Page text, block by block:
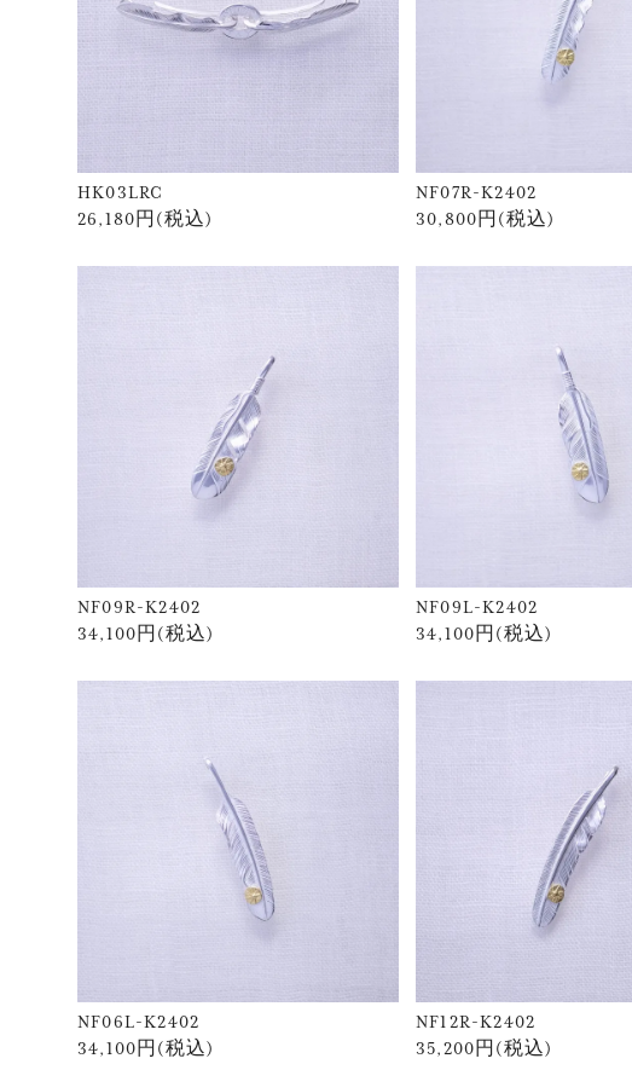
HK03LRC
26,180円(税込)
NF07R-K2402
30,800円(税込)
NF09R-K2402
34,100円(税込)
NF09L-K2402
34,100円(税込)
NF06L-K2402
34,100円(税込)
NF12R-K2402
35,200円(税込)